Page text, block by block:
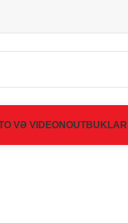
VƏ VIDEO